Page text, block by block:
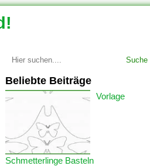
Suche
Beliebte Beiträge
Vorlage
Schmetterlinge Basteln